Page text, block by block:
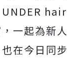
UNDER hair
一起為新人
在今日同步